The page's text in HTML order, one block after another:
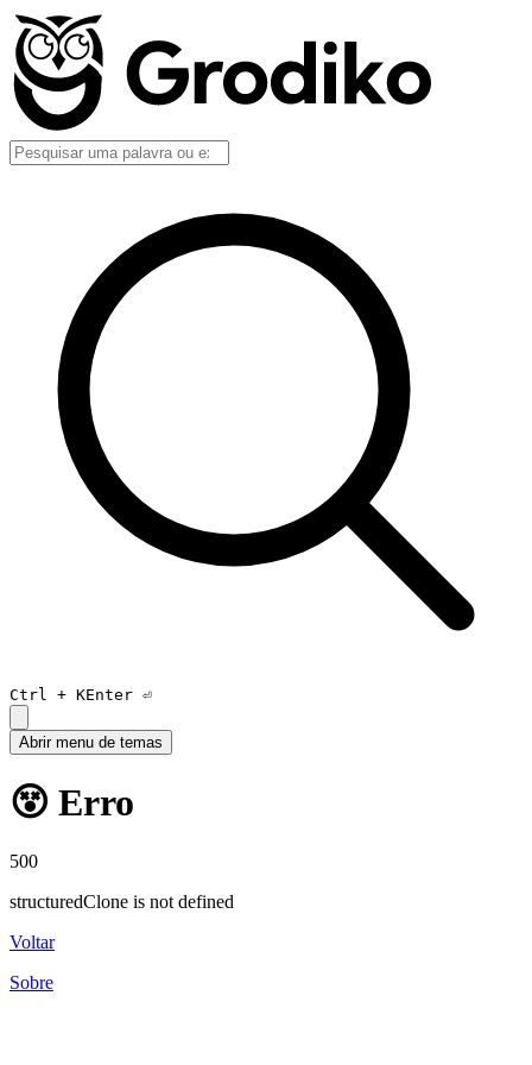
Ctrl + KEnter ⏎
Abrir menu de temas
😵 Erro
500
structuredClone is not defined
Voltar
Sobre